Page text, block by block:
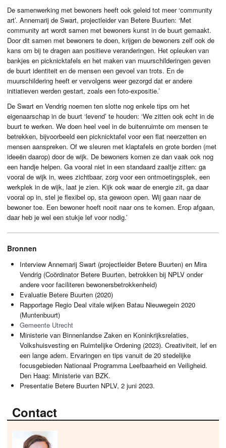
De samenwerking met bewoners heeft ook geleid tot meer ‘community
art’. Annemarij de Swart, projectleider van Betere Buurten: ‘Met
community art wordt samen met bewoners kunst in de buurt gemaakt.
Door dit samen met bewoners te doen, krijgen de bewoners zelf ook de
kans om bij te dragen aan positieve veranderingen. Het opleuken van
bankjes en picknicktafels en het maken van muurschilderingen geven
de buurt identiteit en de mensen een gevoel van trots. En de
muurschildering heeft er vervolgens weer gezorgd dat er andere
initiatieven werden gestart, zoals een foto-expositie.’
De Swart en Vendrig noemen ten slotte nog enkele tips om het
eigenaarschap in de buurt ‘levend’ te houden: ‘We zitten ook echt in de
buurt te werken. We doen heel veel in de buitenruimte om mensen te
betrekken, bijvoorbeeld een picknicktafel voor een flat neerzetten en
mensen aanspreken. Of we sleuren met klaptafels en grote borden (met
ideeën daarop) door de wijk. De bewoners komen ze dan vaak ook nog
een handje helpen. Ga vooral niet in een standaard zaaltje zitten: ga
vooral de wijk in, wees zichtbaar, zorg voor een ontmoetingsplek, een
werkplek in de wijk, laat je zien. Kijk ook waar de energie zit, ga daar
vooral op in, stel je flexibel op, sta gewoon open. Wij gaan naar de
bewoner toe. Een bewoner hoeft nooit naar ons te komen. Erop afgaan,
daar heb je wel een stukje lef voor nodig.’
Bronnen
Interview Annemarij Swart (projectleider Betere Buurten) en Mira
Vendrig (Coördinator Betere Buurten, betrokken bij NPLV onder
andere voor faciliteren bewonersbetrokkenheid)
Evaluatie Betere Buurten (2020)
Rapportage Regio Deal vitale wijken Batau Nieuwegein 2020
(Muntenbuurt)
Gemeente Utrecht
Ministerie van Binnenlandse Zaken en Koninkrijksrelaties,
Volkshuisvesting en Ruimtelijke Ordening (2023). Creativiteit, lef en
een lange adem. Ervaringen en tips vanuit de 20 stedelijke
focusgebieden Nationaal Programma Leefbaarheid en Veiligheid.
Den Haag: Ministerie van BZK.
Presentatie Betere Buurten NPLV, 2 juni 2023.
Contact